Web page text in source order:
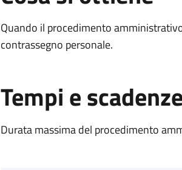
Quando il procedimento
contrassegno personale.
Tempi e scadenze
Durata massima del procedimento